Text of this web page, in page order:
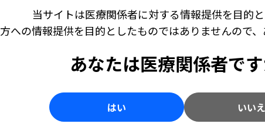
学会 2025.10.17 06:01
2025.10.15 06:04
当サイトは医療関係者に対する情報提供を目的と
への情報提供を目的としたものではありませんので、
あなたは医療関係者で
はい いいえ